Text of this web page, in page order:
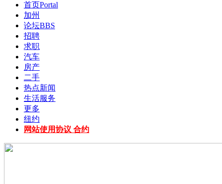
首页Portal
加州
论坛BBS
招聘
求职
汽车
房产
二手
热点新闻
生活服务
更多
纽约
网站使用协议 合约